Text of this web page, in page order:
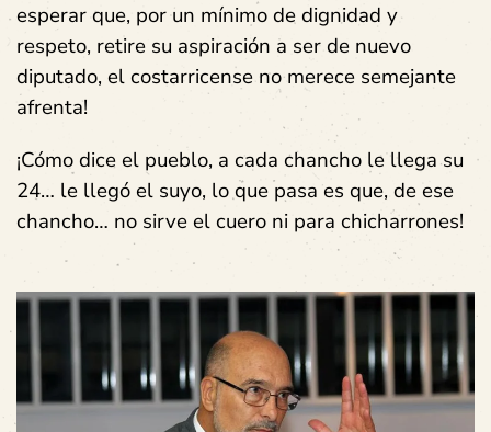
esperar que, por un mínimo de dignidad y
respeto, retire su aspiración a ser de nuevo
diputado, el costarricense no merece semejante
afrenta!
¡Cómo dice el pueblo, a cada chancho le llega su
24… le llegó el suyo, lo que pasa es que, de ese
chancho… no sirve el cuero ni para chicharrones!